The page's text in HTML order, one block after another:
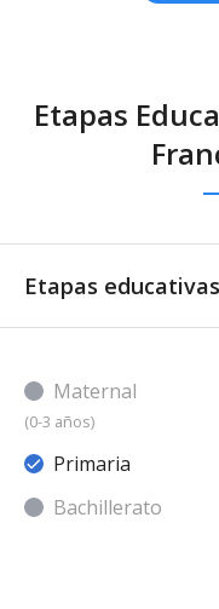
Etapas
Etapas educativas
Maternal
(0-3 años)
Primaria
Bachillerato